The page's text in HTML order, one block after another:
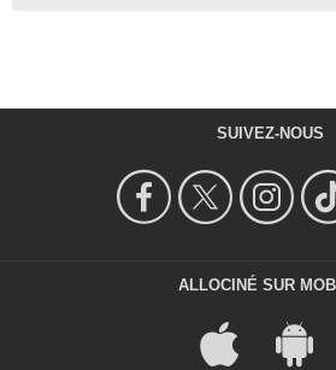
SUIVEZ-NOUS
ALLOCINÉ SUR